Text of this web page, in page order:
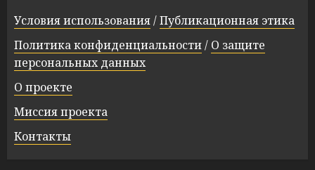
Условия использования/Публикационная этика
Политика конфиденциальности/ О защите
персональных данных
О проекте
Миссия проекта
Контакты